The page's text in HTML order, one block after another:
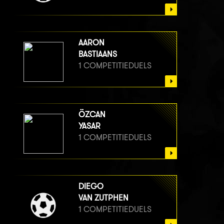
AARON
BASTIAANS
1 COMPETITIEDUELS
ÖZCAN
YASAR
1 COMPETITIEDUELS
DIEGO
VAN ZUTPHEN
1 COMPETITIEDUELS